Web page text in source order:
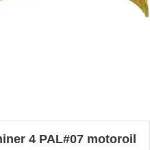
4 PAL#07 motoroil